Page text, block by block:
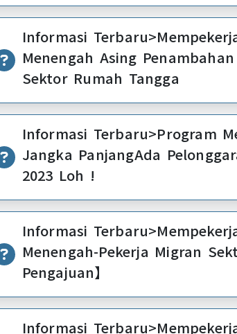
Informasi
Menengah Asing Penambahan
Sektor Rumah Tangga
Informasi Terbaru>Program
Jangka PanjangAda
2023 Loh !
Informasi Terbaru>Mempekerjakan
Menengah-Pekerja Migran
Pengajuan】
Informasi